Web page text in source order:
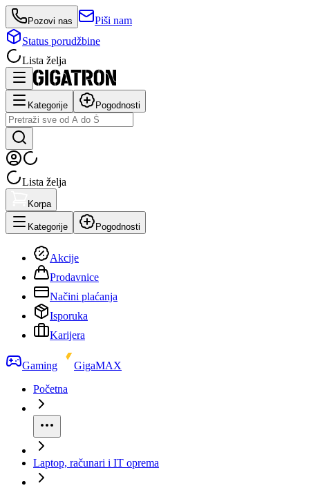
Pozovi nas
Piši nam
Status porudžbine
Lista želja
Kategorije Pogodnosti
Lista želja
Korpa
Kategorije Pogodnosti
Akcije
Prodavnice
Načini plaćanja
Isporuka
Karijera
Gaming
GigaMAX
Početna
Laptop, računari i IT oprema